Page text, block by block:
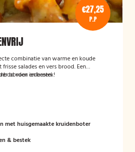
€27,25
P.P
combinatie van warme en koude
salades en vers brood. Een
voor iedereen.
borden en bestek!
met huisgemaakte kruidenboter
& bestek